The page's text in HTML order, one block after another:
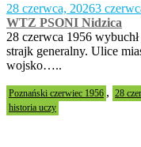
28 czerwca, 20263
WTZ PSONI Nidzica
28 czerwca 1956
strajk generalny. Ulice
wojsko…..
Poznański czerwiec 1956 , 28
historia uczy